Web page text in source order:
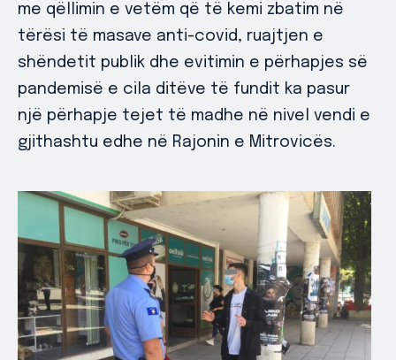
me qëllimin e vetëm që të kemi zbatim në
tërësi të masave anti-covid, ruajtjen e
shëndetit publik dhe evitimin e përhapjes së
pandemisë e cila ditëve të fundit ka pasur
një përhapje tejet të madhe në nivel vendi e
gjithashtu edhe në Rajonin e Mitrovicës.